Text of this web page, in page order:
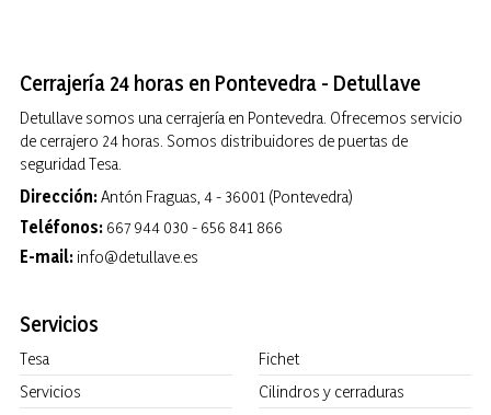
Cerrajería 24 horas en Pontevedra - Detullave
Detullave somos una cerrajería en Pontevedra. Ofrecemos servicio
de cerrajero 24 horas. Somos distribuidores de puertas de
seguridad Tesa.
Dirección:Antón Fraguas, 4 - 36001 (Pontevedra)
Teléfonos: 667 944 030 - 656 841 866
E-mail: info@detullave.es
Servicios
Tesa
Fichet
Servicios
Cilindros y cerraduras